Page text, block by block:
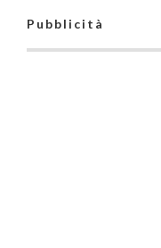
Pubblicità